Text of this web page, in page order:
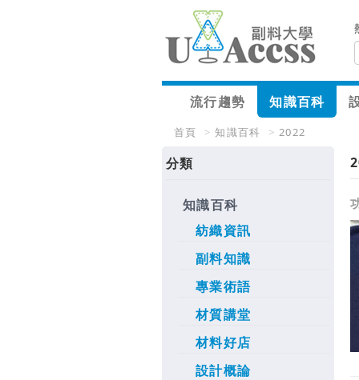
流行趨勢 知識百科
首頁 > 知識百科 > 2022
分類
知識百科
紡織資訊
副料知識
專業術語
材質講堂
材料好店
設計概論